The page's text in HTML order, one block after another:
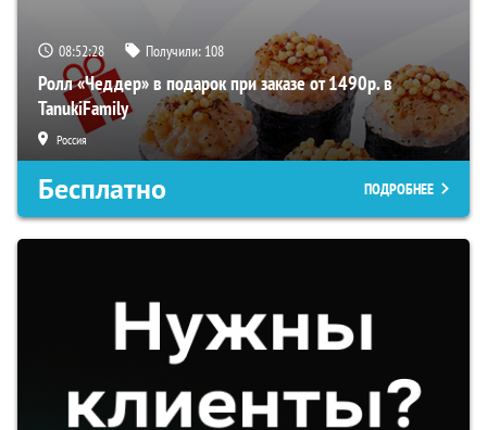
08:52:27 Получили: 108
Ролл «Чеддер» в подарок при заказе от 1490р. в
TanukiFamily
Россия
Бесплатно ПОДРОБНЕЕ